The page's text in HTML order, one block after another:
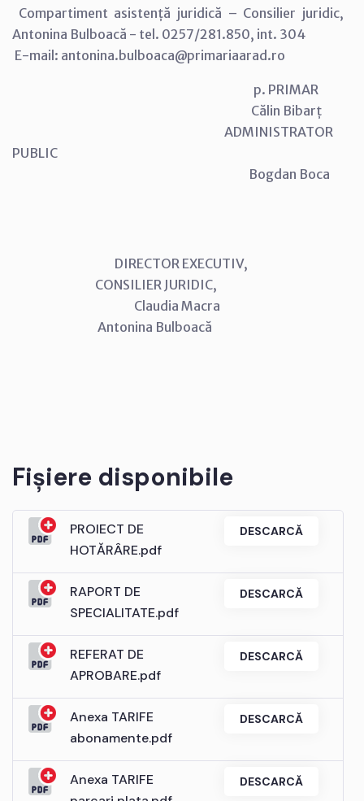
Compartiment asistență juridică – Consilier juridic,
Antonina Bulboacă - tel. 0257/281.850, int. 304
E-mail: antonina.bulboaca@primariaarad.ro
p. PRIMAR
Călin Bibarț
ADMINISTRATOR
PUBLIC
Bogdan Boca
DIRECTOR EXECUTIV,
CONSILIER JURIDIC,
Claudia Macra
Antonina Bulboacă
Fișiere disponibile
PROIECT DE
HOTĂRÂRE.pdf
DESCARCĂ
RAPORT DE
SPECIALITATE.pdf
DESCARCĂ
REFERAT DE
APROBARE.pdf
DESCARCĂ
Anexa TARIFE
abonamente.pdf
DESCARCĂ
Anexa TARIFE
DESCARCĂ